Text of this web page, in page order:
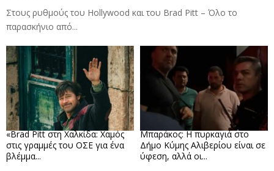
Στους ρυθμούς του Hollywood και του Brad Pitt – Όλο το
παρασκήνιο από...
«Brad Pitt στη Χαλκίδα: Χαμός
στις γραμμές του ΟΣΕ για ένα
βλέμμα...
Μπαράκος: Η πυρκαγιά στο
Δήμο Κύμης Αλιβερίου είναι σε
ύφεση, αλλά οι...